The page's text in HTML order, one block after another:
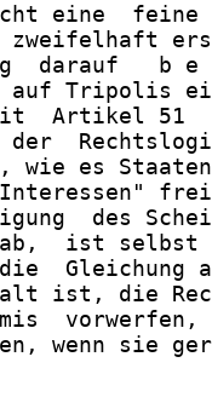
eine
darauf   b
Tripolis
Artikel 51
wie es
des
ist
Gleichung
ist, die
wenn sie